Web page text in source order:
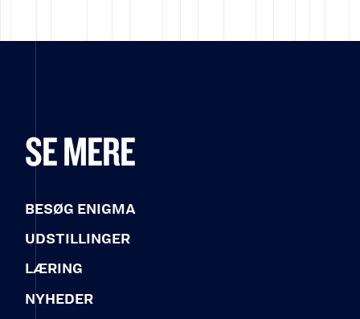
SE MERE
BESØG ENIGMA
UDSTILLINGER
LÆRING
NYHEDER